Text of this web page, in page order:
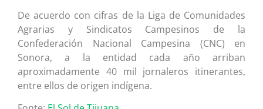
De acuerdo con cifras de la Liga de Comunidades
Agrarias y Sindicatos Campesinos de la
Confederación Nacional Campesina (CNC) en
Sonora, a la entidad cada año arriban
aproximadamente 40 mil jornaleros itinerantes,
entre ellos de origen indígena.